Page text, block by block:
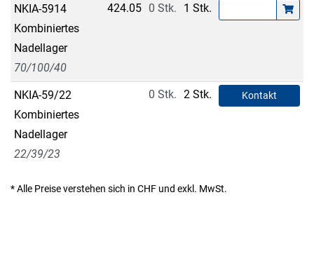
NKIA-5914
Kombiniertes
Nadellager
70/100/40
424.05 0 Stk. 1 Stk.
NKIA-59/22
Kombiniertes
Nadellager
22/39/23
0 Stk. 2 Stk. Kontakt
* Alle Preise verstehen sich in CHF und exkl. MwSt.